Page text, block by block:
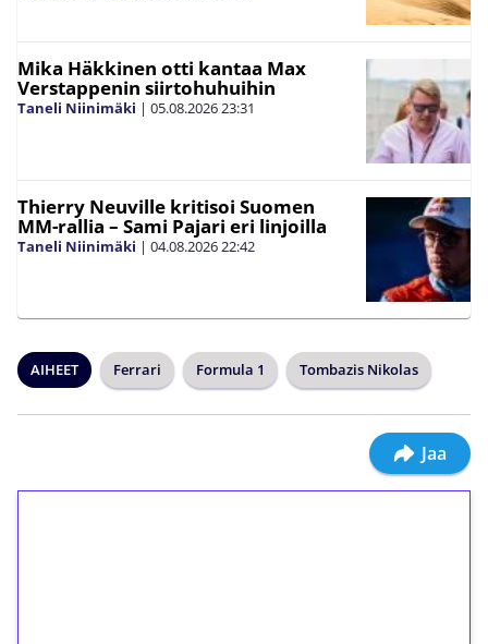
Mika Häkkinen otti kantaa Max
Verstappenin siirtohuhuihin
Taneli Niinimäki | 05.08.202623:31
Thierry Neuville kritisoi Suomen
MM-rallia – Sami Pajari eri linjoilla
Taneli Niinimäki | 04.08.202622:42
AIHEET Ferrari Formula 1 Tombazis Nikolas
Jaa